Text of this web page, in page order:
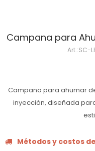
Campana para
SC-
Campana para ahumar
inyección, diseñada
Métodos y costos